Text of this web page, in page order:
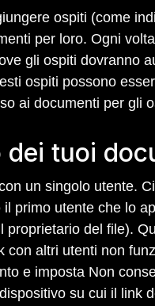
ospiti (come
per loro. Ogni
gli ospiti dovranno
ospiti possono
ai documenti per gli
tuoi
un singolo utente.
primo utente che lo
del file).
altri utenti non
e imposta Non
su cui il link